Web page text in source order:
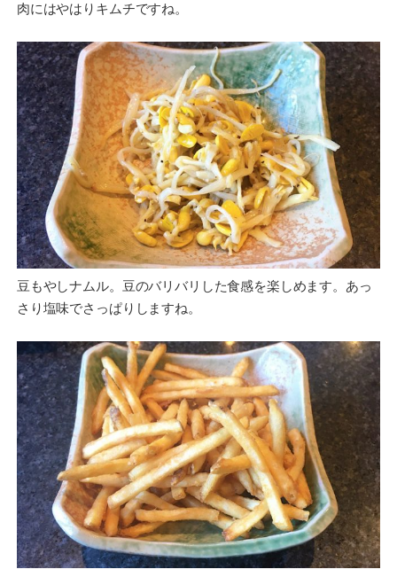
肉にはやはりキムチですね。
豆もやしナムル。豆のバリバリした食感を楽しめます。あっ
さり塩味でさっぱりしますね。